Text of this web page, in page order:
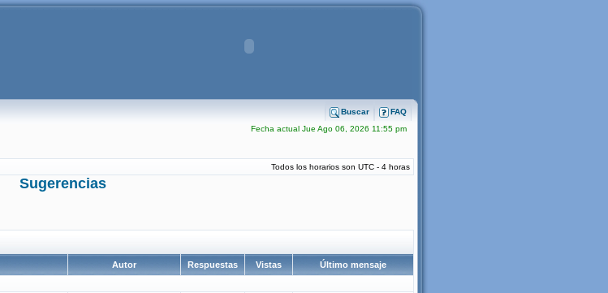
FAQ
Buscar
Fecha actual Jue Ago 06, 2026 11:55 pm
Todos los horarios son UTC - 4 horas
Sugerencias
Autor Respuestas Vistas Último mensaje